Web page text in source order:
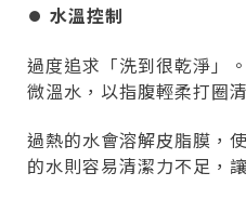
⏺︎ 水溫控制
過度追求「洗到很乾淨」
微溫水，以指腹輕柔打圈
過熱的水會溶解皮脂膜，
的水則容易清潔力不足，